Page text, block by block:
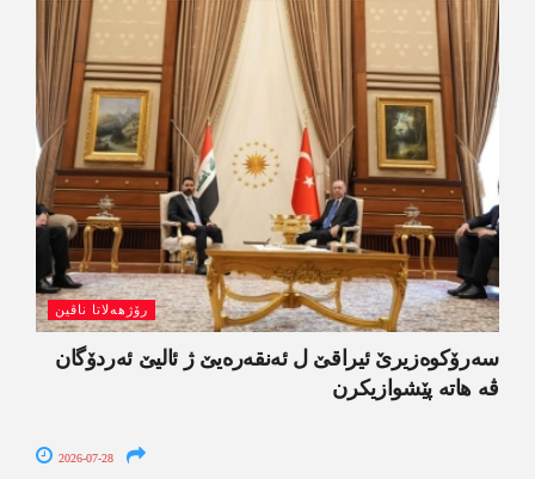
رۆژھەلاتا ناڤین
سەرۆکوەزیرێ ئیراقێ ل ئەنقەرەیێ ژ ئالیێ ئەردۆگان
ڤە ھاتە پێشوازیکرن
2026-07-28